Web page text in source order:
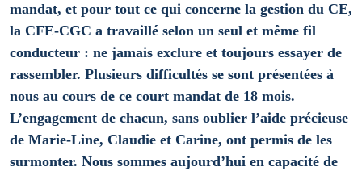
mandat, et pour tout ce qui concerne la gestion du CE,
la CFE-CGC a travaillé selon un seul et même fil
conducteur : ne jamais exclure et toujours essayer de
rassembler. Plusieurs difficultés se sont présentées à
nous au cours de ce court mandat de 18 mois.
L’engagement de chacun, sans oublier l’aide précieuse
de Marie-Line, Claudie et Carine, ont permis de les
surmonter. Nous sommes aujourd’hui en capacité de